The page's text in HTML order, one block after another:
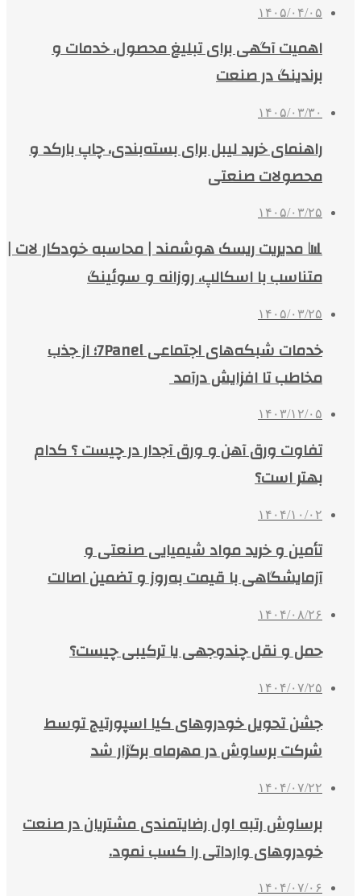
۱۴۰۵/۰۴/۰۵
اهمیت آگهی برای تبلیغ محصول، خدمات و
برندینگ در صنعت
۱۴۰۵/۰۳/۳۰
راهنمای خرید لیبل برای بسته‌بندی، چاپ بارکد و
محصولات صنعتی
۱۴۰۵/۰۳/۲۵
📊 مدیریت ریسک هوشمند | محاسبه خودکار لات |
متناسب با اسکالپ، روزانه و سوئینگ
۱۴۰۵/۰۳/۲۵
خدمات شبکه‌های اجتماعی 7Panel؛ از جذب
مخاطب تا افزایش درآمد
۱۴۰۳/۱۲/۰۵
تفاوت ورق آهن و ورق آجدار در چیست ؟ کدام
بهتر است؟
۱۴۰۴/۱۰/۰۲
تأمین و خرید مواد شیمیایی صنعتی و
آزمایشگاهی با قیمت به‌روز و تضمین اصالت
۱۴۰۴/۰۸/۲۶
حمل و نقل چندوجهی یا ترکیبی چیست؟
۱۴۰۴/۰۷/۲۵
جشن تحویل خودروهای کیا اسپورتیج توسط
شرکت برساوش در مهرماه برگزار شد
۱۴۰۴/۰۷/۲۲
برساوش رتبه اول رضایتمندی مشتریان در صنعت
خودروهای وارداتی را کسب نمود.
۱۴۰۴/۰۷/۰۶